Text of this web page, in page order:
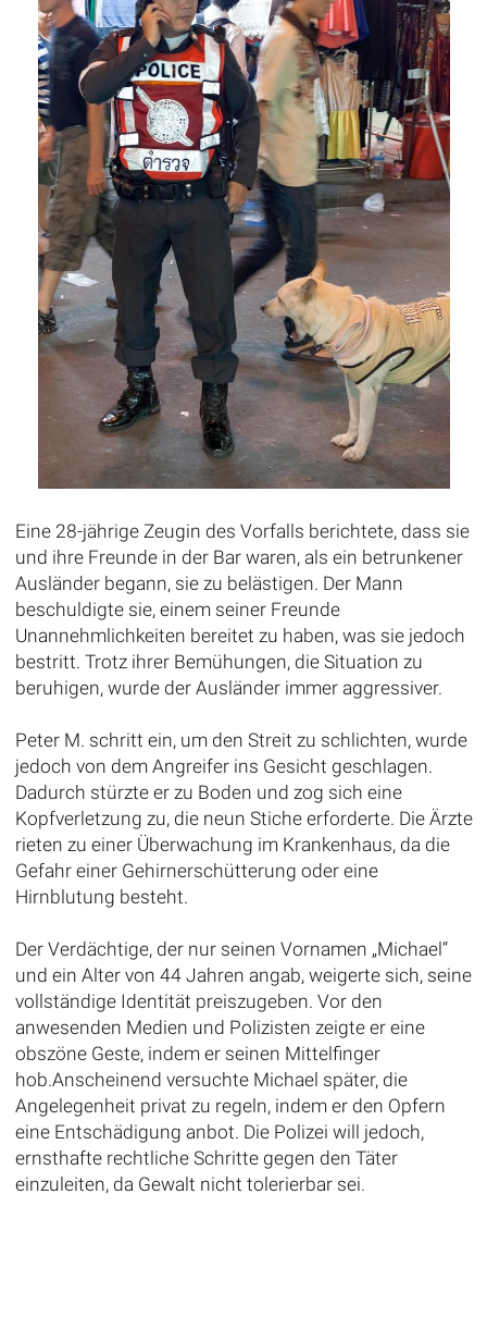
Eine 28-jährige Zeugin des Vorfalls berichtete, dass sie
und ihre Freunde in der Bar waren, als ein betrunkener
Ausländer begann, sie zu belästigen. Der Mann
beschuldigte sie, einem seiner Freunde
Unannehmlichkeiten bereitet zu haben, was sie jedoch
bestritt. Trotz ihrer Bemühungen, die Situation zu
beruhigen, wurde der Ausländer immer aggressiver.
Peter M. schritt ein, um den Streit zu schlichten, wurde
jedoch von dem Angreifer ins Gesicht geschlagen.
Dadurch stürzte er zu Boden und zog sich eine
Kopfverletzung zu, die neun Stiche erforderte. Die Ärzte
rieten zu einer Überwachung im Krankenhaus, da die
Gefahr einer Gehirnerschütterung oder eine
Hirnblutung besteht.
Der Verdächtige, der nur seinen Vornamen „Michael“
und ein Alter von 44 Jahren angab, weigerte sich, seine
vollständige Identität preiszugeben. Vor den
anwesenden Medien und Polizisten zeigte er eine
obszöne Geste, indem er seinen Mittelfinger
hob.Anscheinend versuchte Michael später, die
Angelegenheit privat zu regeln, indem er den Opfern
eine Entschädigung anbot. Die Polizei will jedoch,
ernsthafte rechtliche Schritte gegen den Täter
einzuleiten, da Gewalt nicht tolerierbar sei.